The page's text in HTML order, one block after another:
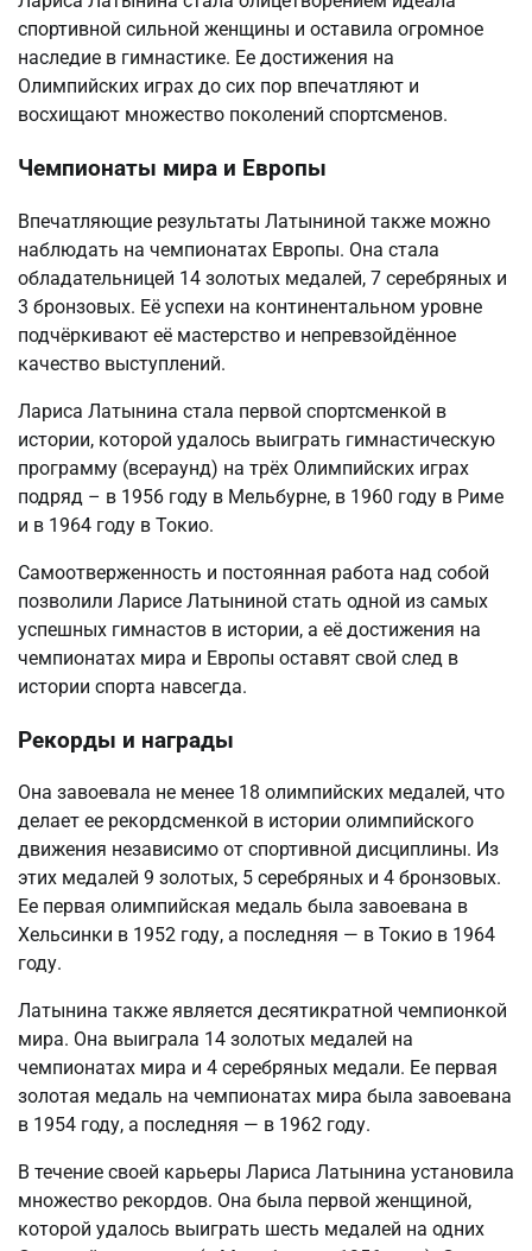
спортивной сильной женщины и оставила огромное
наследие в гимнастике. Ее достижения на
Олимпийских играх до сих пор впечатляют и
восхищают множество поколений спортсменов.
Чемпионаты мира и Европы
Впечатляющие результаты Латыниной также можно
наблюдать на чемпионатах Европы. Она стала
обладательницей 14 золотых медалей, 7 серебряных и
3 бронзовых. Её успехи на континентальном уровне
подчёркивают её мастерство и непревзойдённое
качество выступлений.
Лариса Латынина стала первой спортсменкой в
истории, которой удалось выиграть гимнастическую
программу (всераунд) на трёх Олимпийских играх
подряд – в 1956 году в Мельбурне, в 1960 году в Риме
и в 1964 году в Токио.
Самоотверженность и постоянная работа над собой
позволили Ларисе Латыниной стать одной из самых
успешных гимнастов в истории, а её достижения на
чемпионатах мира и Европы оставят свой след в
истории спорта навсегда.
Рекорды и награды
Она завоевала не менее 18 олимпийских медалей, что
делает ее рекордсменкой в истории олимпийского
движения независимо от спортивной дисциплины. Из
этих медалей 9 золотых, 5 серебряных и 4 бронзовых.
Ее первая олимпийская медаль была завоевана в
Хельсинки в 1952 году, а последняя — в Токио в 1964
году.
Латынина также является десятикратной чемпионкой
мира. Она выиграла 14 золотых медалей на
чемпионатах мира и 4 серебряных медали. Ее первая
золотая медаль на чемпионатах мира была завоевана
в 1954 году, а последняя — в 1962 году.
В течение своей карьеры Лариса Латынина установила
множество рекордов. Она была первой женщиной,
которой удалось выиграть шесть медалей на одних